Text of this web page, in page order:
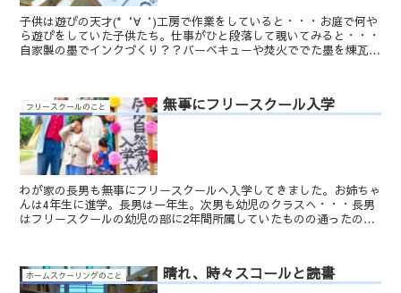
子供は遊びの天才(*‘∀‘)工房で作業をしていると・・・お庭で何や
ら遊びをしていた子供たち。仕事がひと段落して覗いてみると・・・
自家製の墨でインクづくり？？バーベキューや焚火ででた墨を煉瓦で
フリースクールのこと 無事にフリースクール入学
わが家の長男も無事にフリースクールへ入学してきました。お姉ちゃ
んは4年生に進学。長男は一年生。次男も幼児のクラスへ・・・長男
はフリースクールの幼児の部に2年間所属していたものの通ったのは
ホームスクーリングのこと 晴れ、時々スコールと読書